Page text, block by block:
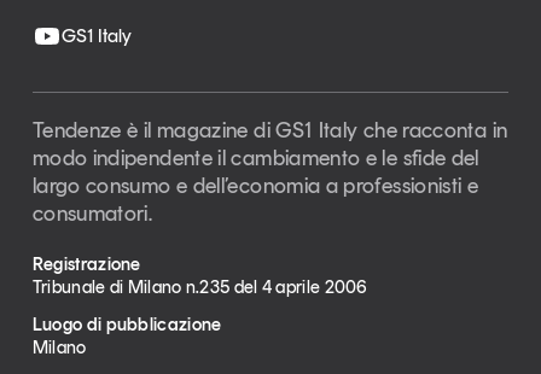
GS1 Italy
Tendenze è il magazine di GS1 Italy che racconta in
modo indipendente il cambiamento e le sfide del
largo consumo e dell’economia a professionisti e
consumatori.
Registrazione
Tribunale di Milano n.235 del 4 aprile 2006
Luogo di pubblicazione
Milano